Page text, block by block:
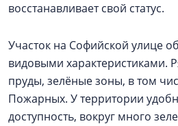
восстанавливает свой статус.
Участок на Софийской улице
видовыми характеристиками.
пруды, зелёные зоны, в том
Пожарных. У территории
доступность, вокруг много